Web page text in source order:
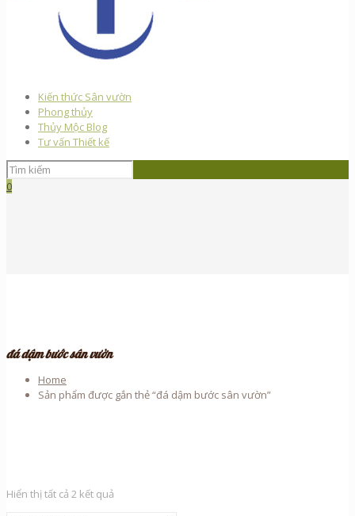
Kiến thức Sân vườn
Phong thủy
Thủy Mộc Blog
Tư vấn Thiết kế
0
đá dậm bước sân vườn
Home
Sản phẩm được gắn thẻ “đá dậm bước sân vườn”
Hiển thị tất cả 2 kết quả